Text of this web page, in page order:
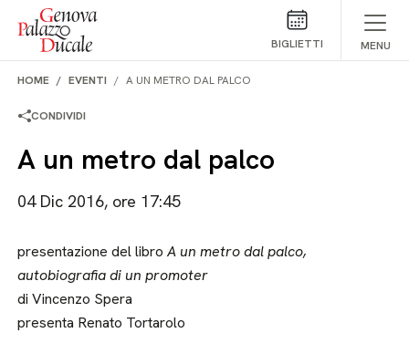
Salta al contenuto
BIGLIETTI MENU
HOME EVENTI A UN METRO DAL PALCO
CONDIVIDI
A un metro dal palco
04 Dic 2016, ore 17:45
presentazione del libroA un metro dal palco,
autobiografia di un promoter
di Vincenzo Spera
presenta Renato Tortarolo